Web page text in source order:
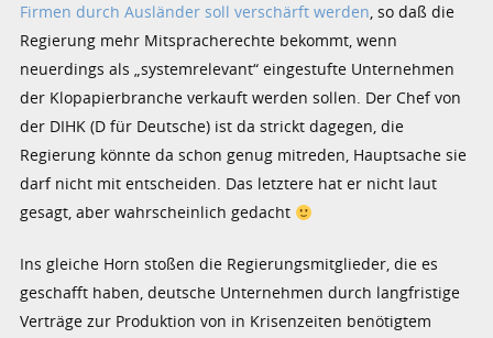
Firmen durch Ausländer soll verschärft werden, so daß die
Regierung mehr Mitspracherechte bekommt, wenn
neuerdings als „systemrelevant“ eingestufte Unternehmen
der Klopapierbranche verkauft werden sollen. Der Chef von
der DIHK (D für Deutsche) ist da strickt dagegen, die
Regierung könnte da schon genug mitreden, Hauptsache sie
darf nicht mit entscheiden. Das letztere hat er nicht laut
gesagt, aber wahrscheinlich gedacht
Ins gleiche Horn stoßen die Regierungsmitglieder, die es
geschafft haben, deutsche Unternehmen durch langfristige
Verträge zur Produktion von in Krisenzeiten benötigtem